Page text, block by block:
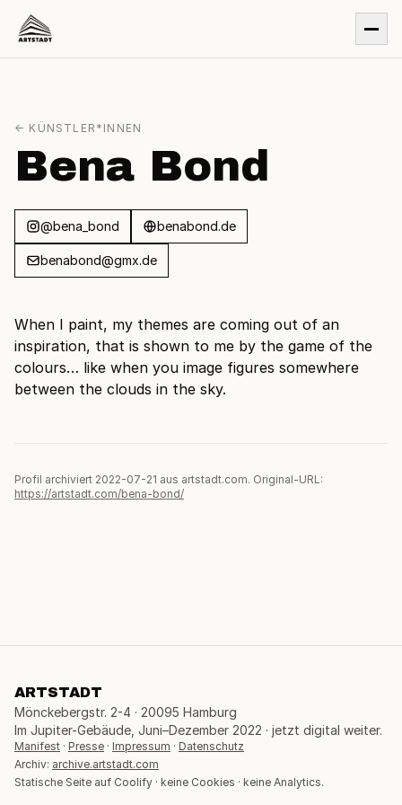
← KÜNSTLER*INNEN
Bena Bond
@bena_bond benabond.de
benabond@gmx.de
When I paint, my themes are coming out of an
inspiration, that is shown to me by the game of the
colours… like when you image figures somewhere
between the clouds in the sky.
Profil archiviert 2022-07-21 aus artstadt.com. Original-URL:
https://artstadt.com/bena-bond/
ARTSTADT
Mönckebergstr. 2-4 · 20095 Hamburg
Im Jupiter-Gebäude, Juni–Dezember 2022 · jetzt digital weiter.
Manifest · Presse · Impressum · Datenschutz
Archiv: archive.artstadt.com
Statische Seite auf Coolify · keine Cookies · keine Analytics.